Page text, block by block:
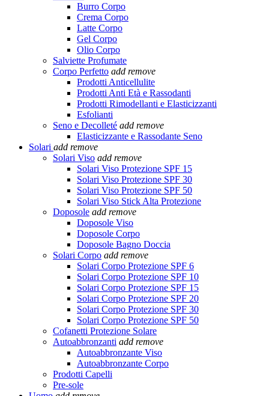
Burro Corpo
Crema Corpo
Latte Corpo
Gel Corpo
Olio Corpo
Salviette Profumate
Corpo Perfetto add remove
Prodotti Anticellulite
Prodotti Anti Età e Rassodanti
Prodotti Rimodellanti e Elasticizzanti
Esfolianti
Seno e Decolleté add remove
Elasticizzante e Rassodante Seno
Solari add remove
Solari Viso add remove
Solari Viso Protezione SPF 15
Solari Viso Protezione SPF 30
Solari Viso Protezione SPF 50
Solari Viso Stick Alta Protezione
Doposole add remove
Doposole Viso
Doposole Corpo
Doposole Bagno Doccia
Solari Corpo add remove
Solari Corpo Protezione SPF 6
Solari Corpo Protezione SPF 10
Solari Corpo Protezione SPF 15
Solari Corpo Protezione SPF 20
Solari Corpo Protezione SPF 30
Solari Corpo Protezione SPF 50
Cofanetti Protezione Solare
Autoabbronzanti add remove
Autoabbronzante Viso
Autoabbronzante Corpo
Prodotti Capelli
Pre-sole